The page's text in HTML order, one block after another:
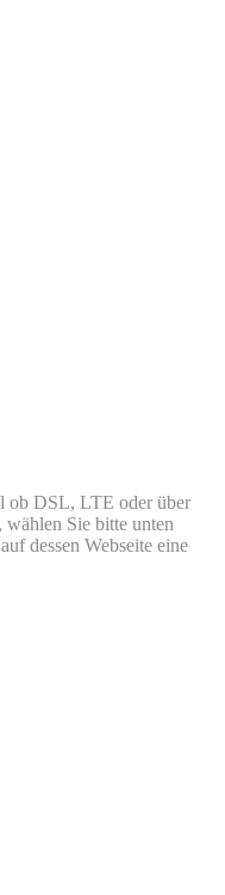
ob DSL, LTE oder über
Sie bitte unten
dessen Webseite eine